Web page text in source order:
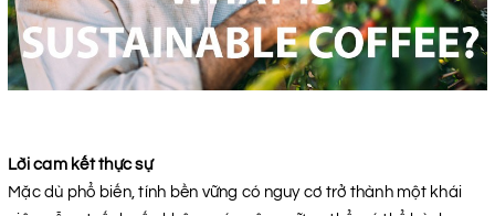
Lời cam kết thực sự
Mặc dù phổ biến, tính bền vững có nguy cơ trở thành một khái